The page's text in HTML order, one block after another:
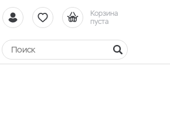
Корзина
пуста